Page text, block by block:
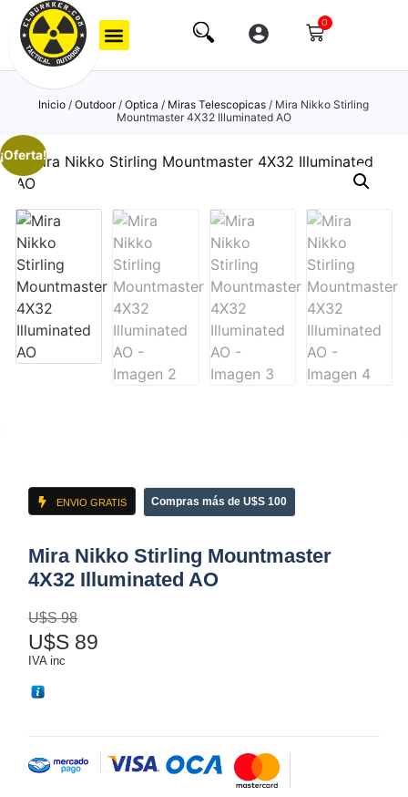
0
Inicio / Outdoor/ Optica / Miras Telescopicas / Mira Nikko Stirling
Mountmaster 4X32 Illuminated AO
¡Oferta!
ENVIO GRATIS Compras más de U$S 100
Mira Nikko Stirling Mountmaster
4X32 Illuminated AO
U$S98
U$S 89
IVA inc